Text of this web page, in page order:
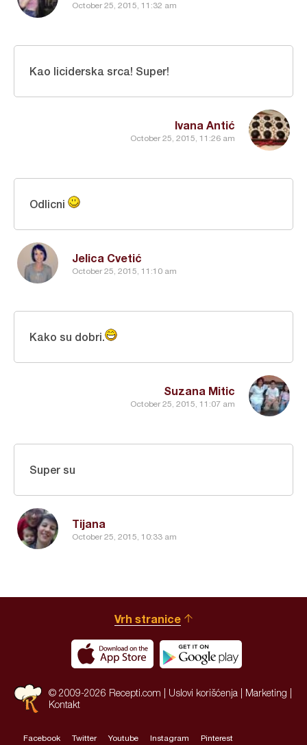
October 25, 2015, 11:32 am
Ivana Antić
October 25, 2015, 11:26 am
Kao liciderska srca! Super!
Jelica Cvetić
October 25, 2015, 11:10 am
Odlicni
Suzana Mitic
October 25, 2015, 11:07 am
Kako su dobri.
Tijana
October 25, 2015, 10:33 am
Super su
Vrh stranice
© 2009-2026 Recepti.com | Uslovi korišćenja Marketing
Kontakt
Facebook Twitter Youtube Instagram Pinterest